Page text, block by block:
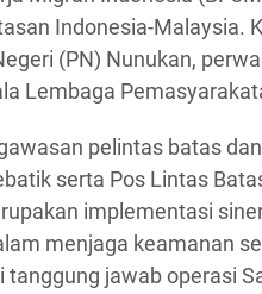
Indonesia-Malaysia.
(PN) Nunukan,
Lembaga
pelintas batas
serta Pos Lintas
implementasi
menjaga keamanan
jawab operasi